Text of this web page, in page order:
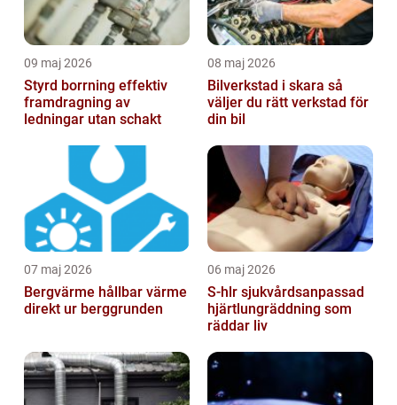
09 maj 2026
Styrd borrning effektiv
framdragning av
ledningar utan schakt
08 maj 2026
Bilverkstad i skara så
väljer du rätt verkstad för
din bil
07 maj 2026
Bergvärme hållbar värme
direkt ur berggrunden
06 maj 2026
S-hlr sjukvårdsanpassad
hjärtlungräddning som
räddar liv